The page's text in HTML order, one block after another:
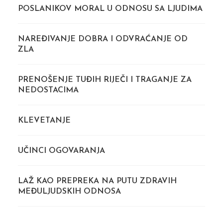
POSLANIKOV MORAL U ODNOSU SA LJUDIMA
NAREĐIVANJE DOBRA I ODVRAĆANJE OD
ZLA
PRENOŠENJE TUĐIH RIJEČI I TRAGANJE ZA
NEDOSTACIMA
KLEVETANJE
UČINCI OGOVARANJA
LAŽ KAO PREPREKA NA PUTU ZDRAVIH
MEĐULJUDSKIH ODNOSA